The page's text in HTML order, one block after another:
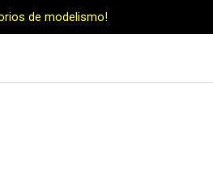
de modelismo!